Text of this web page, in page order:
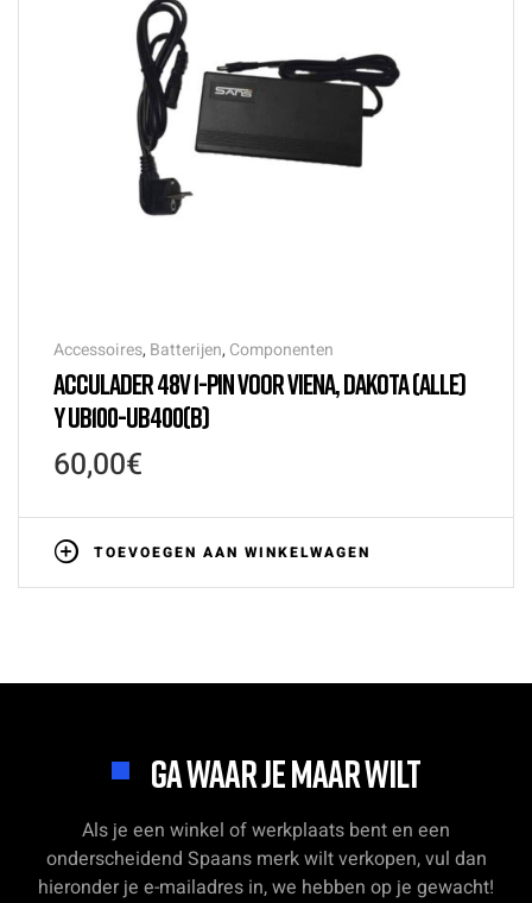
Accessoires, Batterijen, Componenten
ACCULADER 48V 1-PIN VOOR VIENA, DAKOTA (ALLE)
Y UB100-UB400(B)
60,00€
TOEVOEGEN AAN WINKELWAGEN
GA WAAR JE MAAR WILT
Als je een winkel of werkplaats bent en een
onderscheidend Spaans merk wilt verkopen, vul dan
hieronder je e-mailadres in, we hebben op je gewacht!